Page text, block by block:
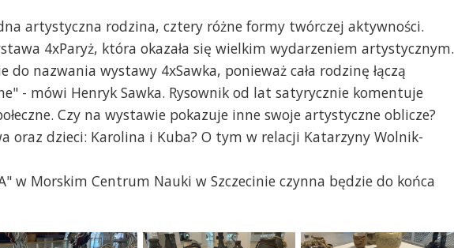
artystyczna rodzina, cztery różne formy twórczej aktywności.
4xParyż, która okazała się wielkim wydarzeniem artystycznym.
do nazwania wystawy 4xSawka, ponieważ cała rodzinę łączą
- mówi Henryk Sawka. Rysownik od lat satyrycznie komentuje
Czy na wystawie pokazuje inne swoje artystyczne oblicze?
oraz dzieci: Karolina i Kuba? O tym w relacji Katarzyny Wolnik-
w Morskim Centrum Nauki w Szczecinie czynna będzie do końca